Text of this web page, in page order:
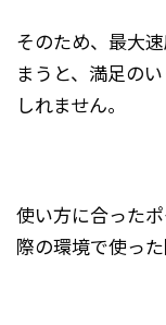
そのため、最大
まうと、満足の
しれません。
使い方に合った
際の環境で使っ